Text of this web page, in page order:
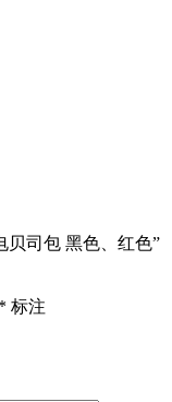
贝司包 黑色、红色”
* 标注